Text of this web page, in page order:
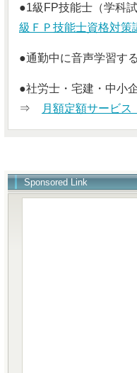
●1級FP技能士（学
級ＦＰ技能士資格対策
●通勤中に音声学習
●社労士・宅建・中小
⇒
月額定額サービス
Sponsored Link